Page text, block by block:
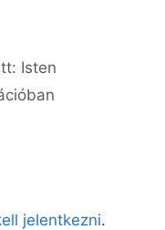
Isten
jelentkezni.